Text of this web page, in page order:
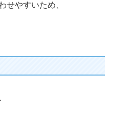
せやすいため、